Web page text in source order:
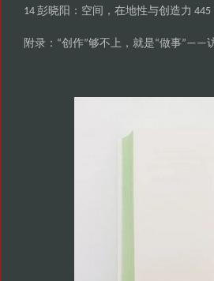
14 彭晓阳 ： 空间 ， 在地性与创造力 445
附录：“创作”够不上 ， 就是“做事”——